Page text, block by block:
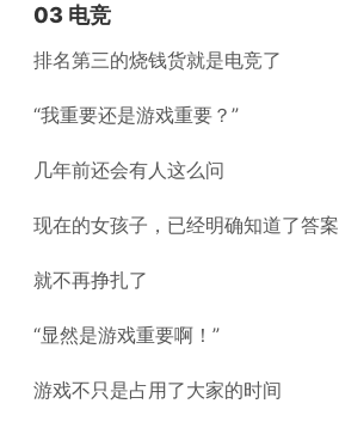
03 电竞
排名第三的烧钱货就是电竞了
“我重要还是游戏重要？”
几年前还会有人这么问
现在的女孩子，已经明确知道了答案
就不再挣扎了
“显然是游戏重要啊！”
游戏不只是占用了大家的时间